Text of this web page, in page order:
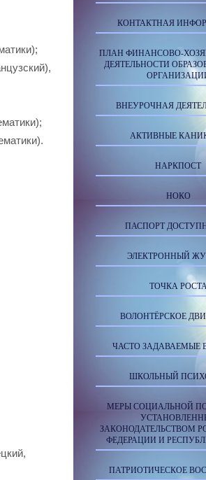
КОНТАКТНАЯ
ПЛАН ФИНАНСОВО-
ДЕЯТЕЛЬНОСТИ
ВНЕУРОЧНАЯ
АКТИВНЫЕ
НАРКПОСТ
НОКО
ПАСПОРТ
ЭЛЕКТРОННЫЙ
ТОЧКА
ВОЛОНТЁРСКОЕ
ЧАСТО ЗАДАВАЕМЫЕ
ШКОЛЬНЫЙ
МЕРЫ СОЦИАЛЬНОЙ
ЗАКОНОДАТЕЛЬСТВОМ
ФЕДЕРАЦИИ И
ПАТРИОТИЧЕСКОЕ